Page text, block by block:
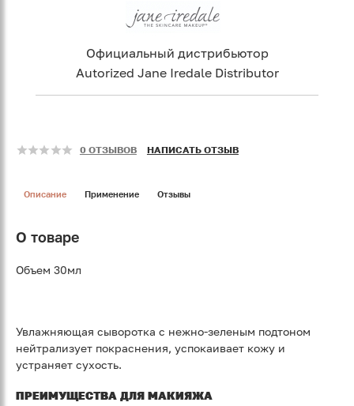
Официальный дистрибьютор
Autorized Jane Iredale Distributor
0 ОТЗЫВОВ НАПИСАТЬ ОТЗЫВ
Описание Применение Отзывы
О товаре
Объем 30мл
Увлажняющая сыворотка с нежно-зеленым подтоном
нейтрализует покраснения, успокаивает кожу и
устраняет сухость.
ПРЕИМУЩЕСТВА ДЛЯ МАКИЯЖА